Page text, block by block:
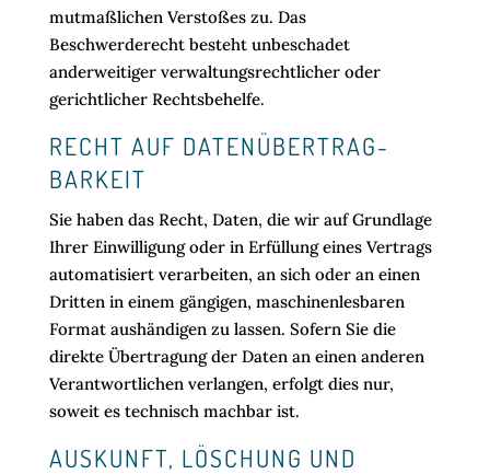
mutmaßlichen Verstoßes zu. Das
Beschwerderecht besteht unbeschadet
anderweitiger verwaltungsrechtlicher oder
gerichtlicher Rechtsbehelfe.
RECHT AUF DATEN­ÜBERTRAG­
BARKEIT
Sie haben das Recht, Daten, die wir auf Grundlage
Ihrer Einwilligung oder in Erfüllung eines Vertrags
automatisiert verarbeiten, an sich oder an einen
Dritten in einem gängigen, maschinenlesbaren
Format aushändigen zu lassen. Sofern Sie die
direkte Übertragung der Daten an einen anderen
Verantwortlichen verlangen, erfolgt dies nur,
soweit es technisch machbar ist.
AUSKUNFT, LÖSCHUNG UND